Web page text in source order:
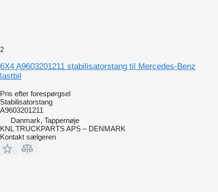
2
6X4 A9603201211 stabilisatorstang til Mercedes-Benz
lastbil
Pris efter forespørgsel
Stabilisatorstang
A9603201211
Danmark, Tappernøje
KNL TRUCKPARTS APS – DENMARK
Kontakt sælgeren